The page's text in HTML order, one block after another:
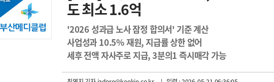
도 최소 1.6억
'2026 성과급 노사 잠정 합의서' 기준 계산
사업성과 10.5% 재원, 지급률 상한 없어
세후 전액 자사주로 지급, 3분의1 즉시매각 가능